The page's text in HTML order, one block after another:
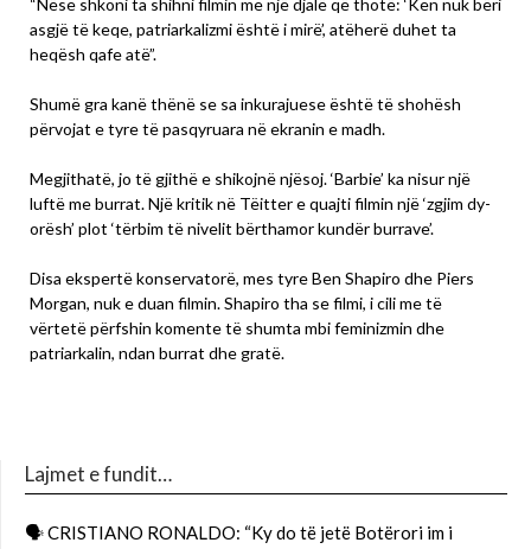
“Nëse shkoni ta shihni filmin me një djalë që thotë: ‘Ken nuk bëri
asgjë të keqe, patriarkalizmi është i mirë’, atëherë duhet ta
heqësh qafe atë”.
Shumë gra kanë thënë se sa inkurajuese është të shohësh
përvojat e tyre të pasqyruara në ekranin e madh.
Megjithatë, jo të gjithë e shikojnë njësoj. ‘Barbie’ ka nisur një
luftë me burrat. Një kritik në Tëitter e quajti filmin një ‘zgjim dy-
orësh’ plot ‘tërbim të nivelit bërthamor kundër burrave’.
Disa ekspertë konservatorë, mes tyre Ben Shapiro dhe Piers
Morgan, nuk e duan filmin. Shapiro tha se filmi, i cili me të
vërtetë përfshin komente të shumta mbi feminizmin dhe
patriarkalin, ndan burrat dhe gratë.
Lajmet e fundit…
🗣 CRISTIANO RONALDO: “Ky do të jetë Botërori im i